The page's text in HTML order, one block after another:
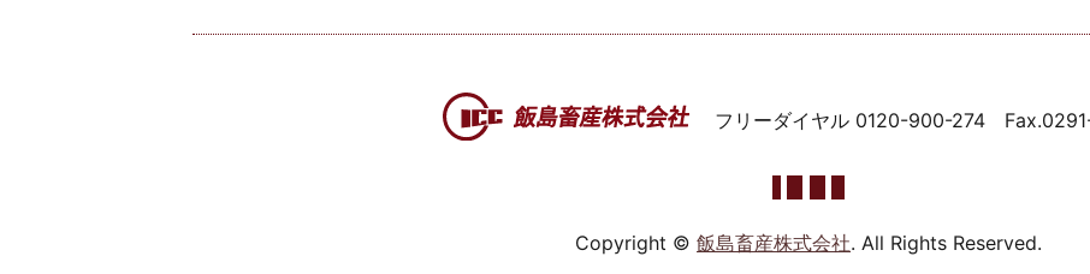
フリーダイヤル 0120-900-274
Copyright © 飯島畜産株式会社. All Rights Reserved.